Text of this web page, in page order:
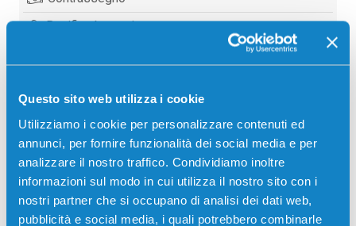
Questo sito web utilizza i cookie
Utilizziamo i cookie per personalizzare contenuti ed
annunci, per fornire funzionalità dei social media e per
analizzare il nostro traffico. Condividiamo inoltre
informazioni sul modo in cui utilizza il nostro sito con i
nostri partner che si occupano di analisi dei dati web,
pubblicità e social media, i quali potrebbero combinarle
Bonifico bancario
Descrizione
Tamburo originale Olivetti B0826 NERO 285000
pagine per Stampanti: Olivetti D-COLOR MF451,
Olivetti D-COLOR MF551, Olivetti D-COLOR MF651